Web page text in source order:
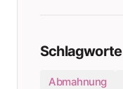
Schlagworte
Abmahnung